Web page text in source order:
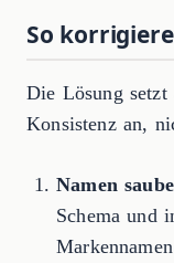
So
Die Lösung setzt
Konsistenz an,
Namen
Schema und